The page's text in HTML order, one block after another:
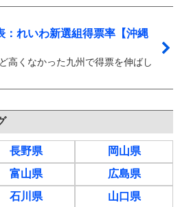
：れいわ新選組得票率【沖縄
高くなかった九州で得票を伸ばし
長野県
富山県
石川県
岡山県
広島県
山口県